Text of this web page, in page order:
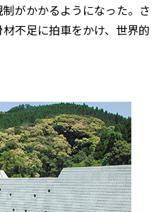
がかかるようになった。さ
不足に拍車をかけ、世界的